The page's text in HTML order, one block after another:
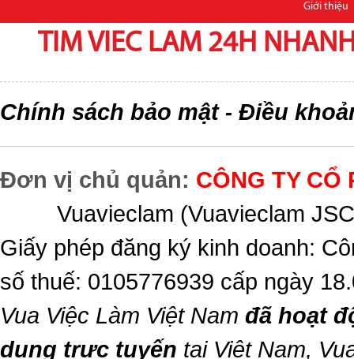
Giới thiệu
TIM VIEC LAM 24H
Chính sách bảo mật- Điều
Đơn vị chủ quản: CÔNG TY CỔ
Vuavieclam (Vuavieclam
Giấy phép đăng ký kinh doanh:
số thuế: 0105776939 cấp ngày
Vua Việc Làm Việt Nam đã hoạt
dụng trực tuyến tại Việt Nam,